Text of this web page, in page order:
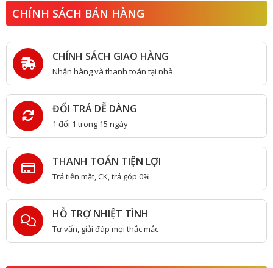
CHÍNH SÁCH BÁN HÀNG
CHÍNH SÁCH GIAO HÀNG
Nhận hàng và thanh toán tại nhà
ĐỔI TRẢ DỄ DÀNG
1 đổi 1 trong 15 ngày
THANH TOÁN TIỆN LỢI
Trả tiền mặt, CK, trả góp 0%
HỖ TRỢ NHIỆT TÌNH
Tư vấn, giải đáp mọi thắc mắc